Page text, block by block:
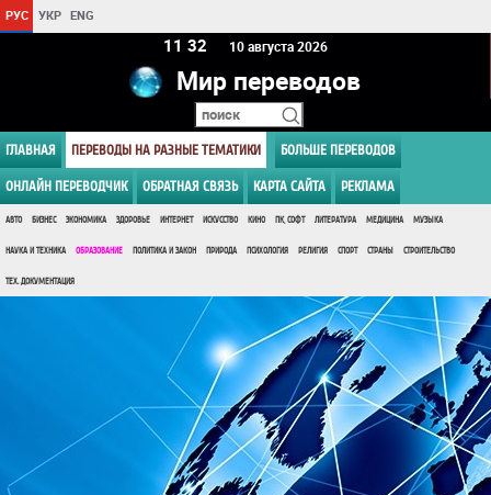
РУС УКР ENG
11 32 10 августа 2026
Мир переводов
ГЛАВНАЯ ПЕРЕВОДЫ НА РАЗНЫЕ ТЕМАТИКИ БОЛЬШЕ ПЕРЕВОДОВ
ОНЛАЙН ПЕРЕВОДЧИК ОБРАТНАЯ СВЯЗЬ КАРТА САЙТА РЕКЛАМА
АВТО БИЗНЕС ЭКОНОМИКА ЗДОРОВЬЕ ИНТЕРНЕТ ИСКУССТВО КИНО ПК, СОФТ ЛИТЕРАТУРА МЕДИЦИНА МУЗЫКА
НАУКА И ТЕХНИКА ОБРАЗОВАНИЕ ПОЛИТИКА И ЗАКОН ПРИРОДА ПСИХОЛОГИЯ РЕЛИГИЯ СПОРТ СТРАНЫ СТРОИТЕЛЬСТВО
ТЕХ. ДОКУМЕНТАЦИЯ